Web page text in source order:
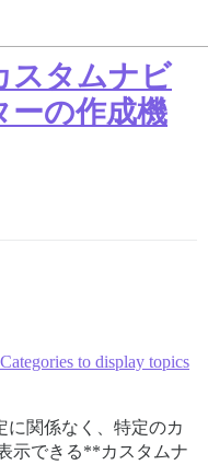
スタムナビ
ーの作成機
to display topics
に関係なく、特定のカ
示できる**カスタムナ